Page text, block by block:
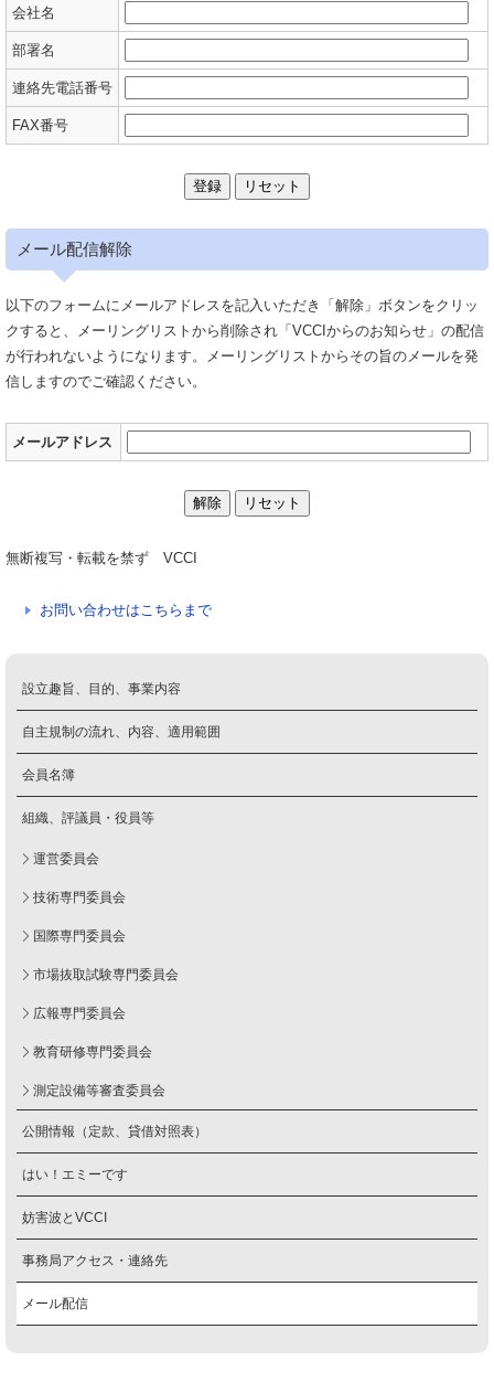
会社名
部署名
連絡先電話番号
FAX番号
メール配信解除
以下のフォームにメールアドレスを記入いただき「解除」ボタンをクリッ
クすると、メーリングリストから削除され「VCCIからのお知らせ」の配信
が行われないようになります。メーリングリストからその旨のメールを発
信しますのでご確認ください。
メールアドレス
無断複写・転載を禁ず VCCI
お問い合わせはこちらまで
設立趣旨、目的、事業内容
自主規制の流れ、内容、適用範囲
会員名簿
組織、評議員・役員等
運営委員会
技術専門委員会
国際専門委員会
市場抜取試験専門委員会
広報専門委員会
教育研修専門委員会
測定設備等審査委員会
公開情報（定款、貸借対照表）
はい！エミーです
妨害波とVCCI
事務局アクセス・連絡先
メール配信